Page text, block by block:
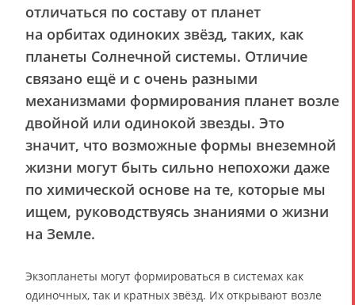
отличаться по составу от планет
на орбитах одиноких звёзд, таких, как
планеты Солнечной системы. Отличие
связано ещё и с очень разными
механизмами формирования планет возле
двойной или одинокой звезды. Это
значит, что возможные формы внеземной
жизни могут быть сильно непохожи даже
по химической основе на те, которые мы
ищем, руководствуясь знаниями о жизни
на Земле.
Экзопланеты могут формироваться в системах как
одиночных, так и кратных звёзд. Их открывают возле